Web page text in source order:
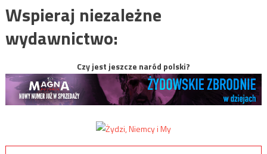
Wspieraj niezależne
wydawnictwo:
Czy jest jeszcze naród polski?